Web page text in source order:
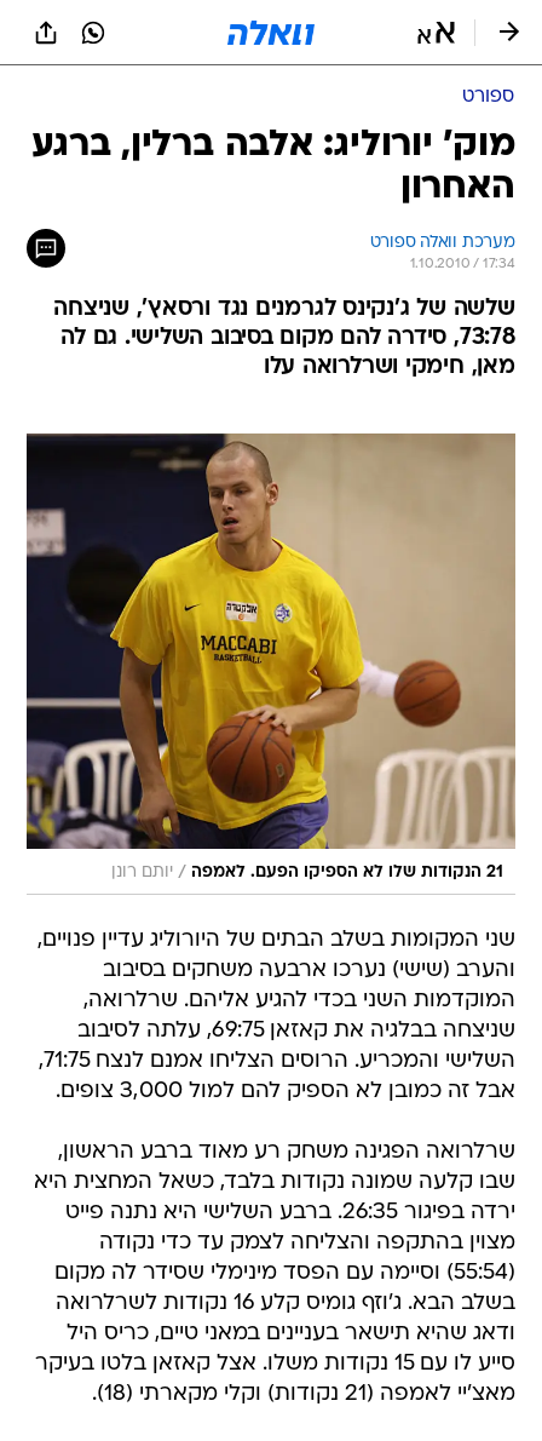
ספורט
מוק' יורוליג: אלבה ברלין, ברגע
האחרון
מערכת וואלה ספורט
1.10.2010 / 17:34
שלשה של ג'נקינס לגרמנים נגד ורסאץ', שניצחה
73:78, סידרה להם מקום בסיבוב השלישי. גם לה
מאן, חימקי ושרלרואה עלו
21 הנקודות שלו לא הספיקו הפעם. לאמפה / יותם רונן
שני המקומות בשלב הבתים של היורוליג עדיין פנויים,
והערב (שישי) נערכו ארבעה משחקים בסיבוב
המוקדמות השני בכדי להגיע אליהם. שרלרואה,
שניצחה בבלגיה את קאזאן 69:75, עלתה לסיבוב
השלישי והמכריע. הרוסים הצליחו אמנם לנצח 71:75,
אבל זה כמובן לא הספיק להם למול 3,000 צופים.
שרלרואה הפגינה משחק רע מאוד ברבע הראשון,
שבו קלעה שמונה נקודות בלבד, כשאל המחצית היא
ירדה בפיגור 26:35. ברבע השלישי היא נתנה פייט
מצוין בהתקפה והצליחה לצמק עד כדי נקודה
(55:54) וסיימה עם הפסד מינימלי שסידר לה מקום
בשלב הבא. ג'וזף גומיס קלע 16 נקודות לשרלרואה
ודאג שהיא תישאר בעניינים במאני טיים, כריס היל
סייע לו עם 15 נקודות משלו. אצל קאזאן בלטו בעיקר
מאצ'יי לאמפה (21 נקודות) וקלי מקארתי (18).